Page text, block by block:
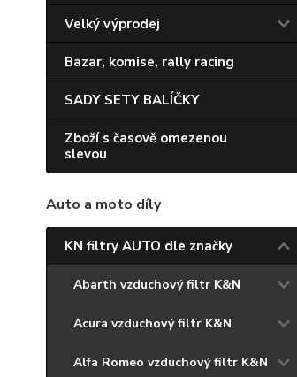
Velký výprodej
Bazar, komise, rally racing
SADY SETY BALÍČKY
Zboží s časově omezenou
slevou
Auto a moto díly
KN filtry AUTO dle značky
Abarth vzduchový filtr K&N
Acura vzduchový filtr K&N
Alfa Romeo vzduchový filtr K&N